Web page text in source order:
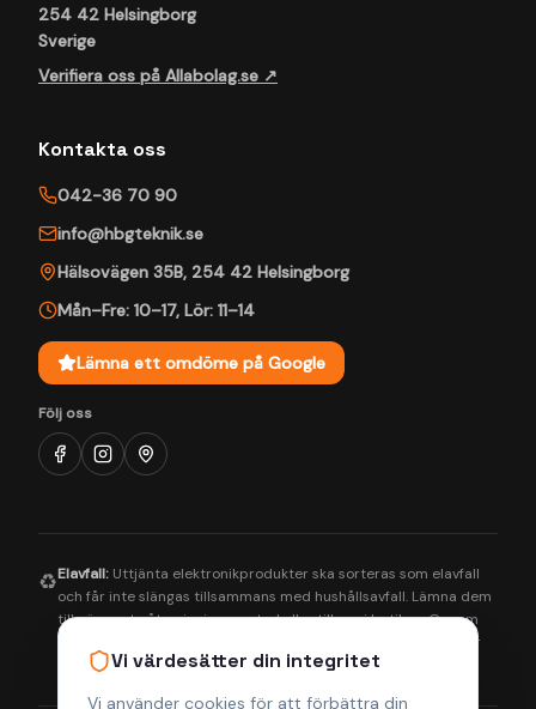
Vi värdesätter din integritet
Vi använder cookies för att förbättra din
254 42 Helsingborg
Sverige
Verifiera oss på Allabolag.se ↗
Kontakta oss
042-36 70 90
info@hbgteknik.se
Hälsovägen 35B, 254 42 Helsingborg
Mån–Fre: 10–17, Lör: 11–14
Lämna ett omdöme på Google
Följ oss
♻️Elavfall: Uttjänta elektronikprodukter ska sorteras som elavfall
och får inte slängas tillsammans med hushållsavfall. Lämna dem
till närmaste återvinningscentral eller till oss i butiken. Genom
korrekt hantering bidrar du till en bättre miljö och säkerställer
att farliga ämnen tas om hand på rätt sätt.